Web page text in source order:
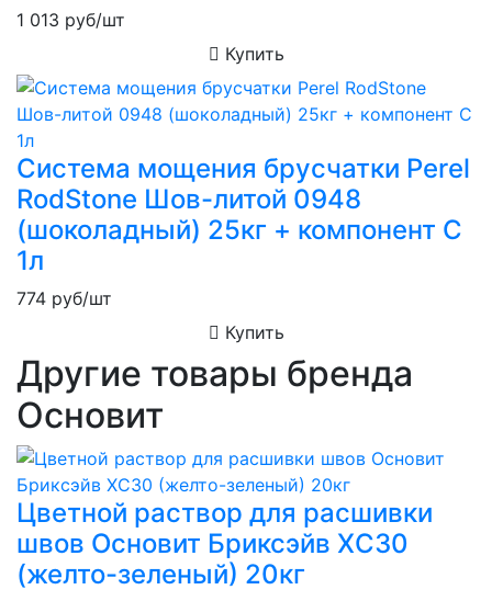
1 013 руб/шт
Купить
Система мощения брусчатки Perel
RodStone Шов-литой 0948
(шоколадный) 25кг + компонент C
1л
774 руб/шт
Купить
Другие товары бренда
Основит
Цветной раствор для расшивки
швов Основит Бриксэйв XC30
(желто-зеленый) 20кг